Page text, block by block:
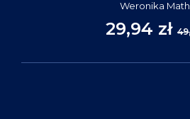
Weronika
29,94 zł